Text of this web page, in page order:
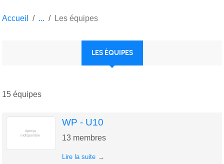
Accueil Les équipes
LES ÉQUIPES
15 équipes
WP - U10
13 membres
Lire la suite